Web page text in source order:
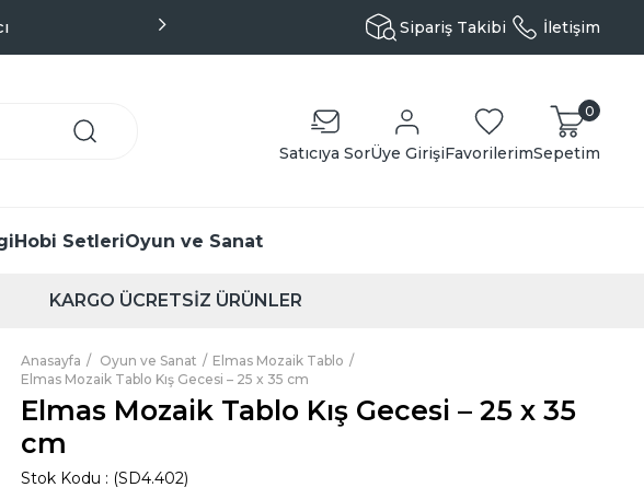
Seçeneği Aynı Gün Kargo - Özenli Paketleme
Sipariş Takibi İletişim
Satıcıya SorÜye GirişiFavorilerimSepetim
0
Hobi SetleriOyun ve Sanat
KARGO ÜCRETSİZ ÜRÜNLER
Anasayfa Oyun ve Sanat
Elmas Mozaik Tablo
Elmas Mozaik Tablo Kış Gecesi – 25 x 35 cm
Elmas Mozaik Tablo Kış Gecesi – 25 x 35
cm
Stok Kodu (SD4.402)